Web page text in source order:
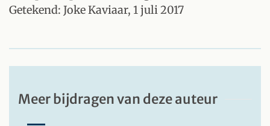
Getekend: Joke Kaviaar, 1 juli 2017
Meer bijdragen van deze auteur